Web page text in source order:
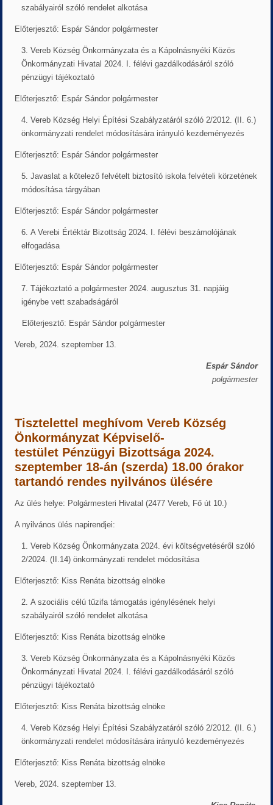
szabályairól szóló rendelet alkotása
Előterjesztő: Espár Sándor polgármester
Vereb Község Önkormányzata és a Kápolnásnyéki Közös
Önkormányzati Hivatal 2024. I. félévi gazdálkodásáról szóló
pénzügyi tájékoztató
Előterjesztő: Espár Sándor polgármester
Vereb Község Helyi Építési Szabályzatáról szóló 2/2012. (II. 6.)
önkormányzati rendelet módosítására irányuló kezdeményezés
Előterjesztő: Espár Sándor polgármester
Javaslat a kötelező felvételt biztosító iskola felvételi körzetének
módosítása tárgyában
Előterjesztő: Espár Sándor polgármester
A Verebi Értéktár Bizottság 2024. I. félévi beszámolójának
elfogadása
Előterjesztő: Espár Sándor polgármester
Tájékoztató a polgármester 2024. augusztus 31. napjáig
igénybe vett szabadságáról
Előterjesztő: Espár Sándor polgármester
Vereb, 2024. szeptember 13.
Espár Sándor
polgármester
Tisztelettel meghívomVereb Község
Önkormányzat Képviselő-
testület Pénzügyi Bizottsága2024.
szeptember 18-án (szerda) 18.00 órakor
tartandó rendes nyilvános ülésére
Az ülés helye: Polgármesteri Hivatal (2477 Vereb, Fő út 10.)
A nyilvános ülés napirendjei:
Vereb Község Önkormányzata 2024. évi költségvetéséről szóló
2/2024. (II.14) önkormányzati rendelet módosítása
Előterjesztő: Kiss Renáta bizottság elnöke
A szociális célú tűzifa támogatás igénylésének helyi
szabályairól szóló rendelet alkotása
Előterjesztő: Kiss Renáta bizottság elnöke
Vereb Község Önkormányzata és a Kápolnásnyéki Közös
Önkormányzati Hivatal 2024. I. félévi gazdálkodásáról szóló
pénzügyi tájékoztató
Előterjesztő: Kiss Renáta bizottság elnöke
Vereb Község Helyi Építési Szabályzatáról szóló 2/2012. (II. 6.)
önkormányzati rendelet módosítására irányuló kezdeményezés
Előterjesztő: Kiss Renáta bizottság elnöke
Vereb, 2024. szeptember 13.